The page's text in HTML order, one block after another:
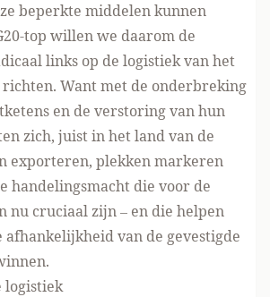
beperkte middelen kunnen
top willen we daarom de
links op de logistiek van het
. Want met de onderbreking
en de verstoring van hun
zich, juist in het land van de
exporteren, plekken markeren
handelingsmacht die voor de
nu cruciaal zijn – en die helpen
afhankelijkheid van de gevestigde
logistiek